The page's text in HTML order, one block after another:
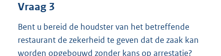
Vraag 3
Bent u bereid de houdster van het betreffende
restaurant de zekerheid te geven dat de zaak kan
worden opgebouwd zonder kans op arrestatie?